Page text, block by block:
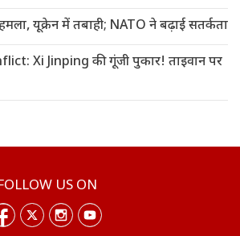
यूक्रेन में तबाही; NATO ने बढ़ाई सतर्कता
Xi Jinping की गूंजी पुकार! ताइवान पर
US ON